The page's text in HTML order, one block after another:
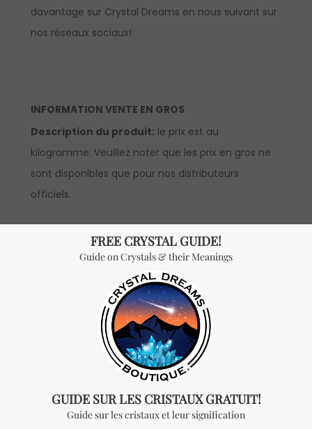
davantage sur Crystal Dreams en nous suivant sur
nos réseaux sociaux!
INFORMATION VENTE EN GROS
Description du produit: le prix est au
kilogramme. Veuillez noter que les prix en gros ne
sont disponibles que pour nos distributeurs
officiels.
le prix est par kilogramme et vous
recevrez UN KILOGRAMME pour chaque quantité
ajoutée. Pour avoir accès aux prix en gros, vous
devrez faire une demande pour devenir un
distributeur officiel. Veuillez noter que la quantité
minimum à commander pour la vente en gros de
cet article est d’un kilogramme.